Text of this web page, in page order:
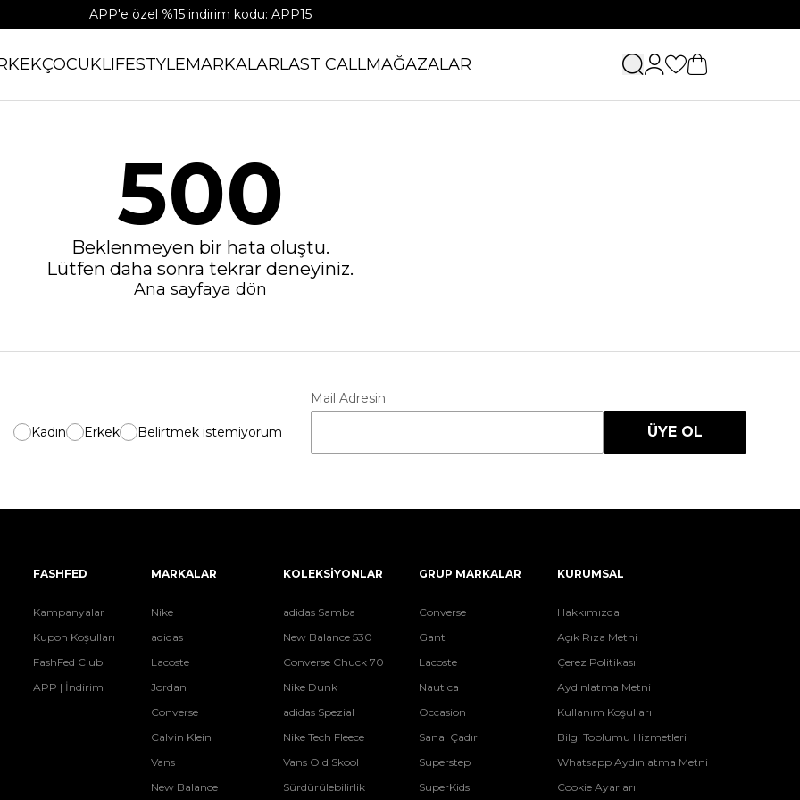
APP'e özel %15 indirim kodu: APP15
ÇOCUKLIFESTYLEMARKALARLAST CALLMAĞAZALAR
500
Beklenmeyen bir hata oluştu.
Lütfen daha sonra tekrar deneyiniz.
Ana sayfaya dön
Kadın Erkek Belirtmek istemiyorum
Mail Adresin
ÜYE OL
FASHFED
Kampanyalar
Kupon Koşulları
FashFed Club
APP | İndirim
MARKALAR
Nike
adidas
Lacoste
Jordan
Converse
Calvin Klein
Vans
New Balance
KOLEKSİYONLAR
adidas Samba
New Balance 530
Converse Chuck 70
Nike Dunk
adidas Spezial
Nike Tech Fleece
Vans Old Skool
Sürdürülebilirlik
GRUP MARKALAR
Converse
Gant
Lacoste
Nautica
Occasion
Sanal Çadır
Superstep
SuperKids
KURUMSAL
Hakkımızda
Açık Rıza Metni
Çerez Politikası
Aydınlatma Metni
Kullanım Koşulları
Bilgi Toplumu Hizmetleri
Whatsapp Aydınlatma Metni
Cookie Ayarları